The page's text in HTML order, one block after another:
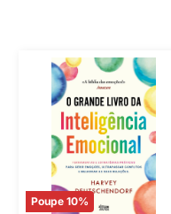
Poupe 10%